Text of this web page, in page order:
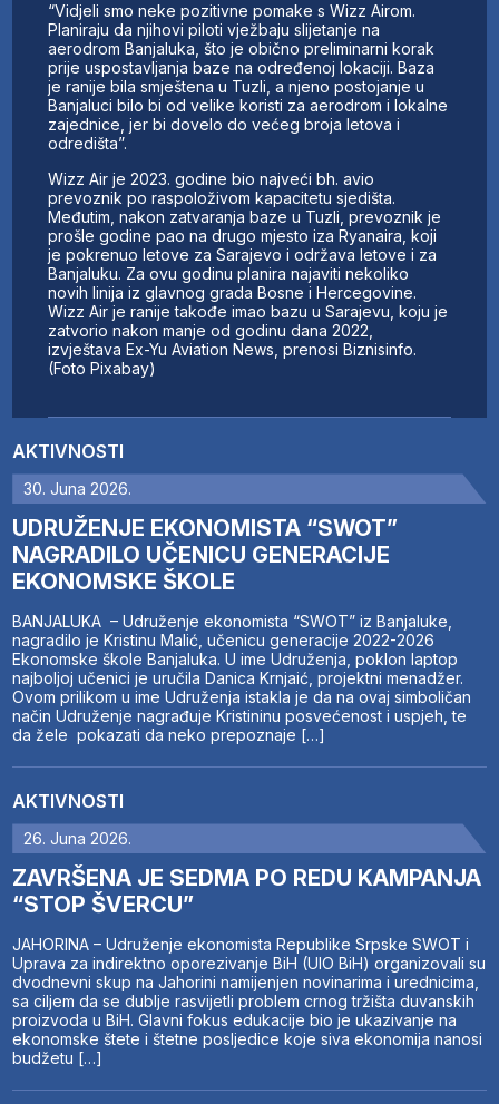
AKTIVNOSTI
30. Juna 2026.
UDRUŽENJE EKONOMISTA “SWOT”
NAGRADILO UČENICU GENERACIJE
EKONOMSKE ŠKOLE
BANJALUKA – Udruženje ekonomista “SWOT” iz Banjaluke,
nagradilo je Kristinu Malić, učenicu generacije 2022-2026
Ekonomske škole Banjaluka. U ime Udruženja, poklon laptop
najboljoj učenici je uručila Danica Krnjaić, projektni menadžer.
Ovom prilikom u ime Udruženja istakla je da na ovaj simboličan
način Udruženje nagrađuje Kristininu posvećenost i uspjeh, te
da žele pokazati da neko prepoznaje […]
AKTIVNOSTI
26. Juna 2026.
ZAVRŠENA JE SEDMA PO REDU KAMPANJA
“STOP ŠVERCU”
JAHORINA – Udruženje ekonomista Republike Srpske SWOT i
Uprava za indirektno oporezivanje BiH (UIO BiH) organizovali su
dvodnevni skup na Jahorini namijenjen novinarima i urednicima,
sa ciljem da se dublje rasvijetli problem crnog tržišta duvanskih
proizvoda u BiH. Glavni fokus edukacije bio je ukazivanje na
ekonomske štete i štetne posljedice koje siva ekonomija nanosi
budžetu […]
“Vidjeli smo neke pozitivne pomake s Wizz Airom.
Planiraju da njihovi piloti vježbaju slijetanje na
aerodrom Banjaluka, što je obično preliminarni korak
prije uspostavljanja baze na određenoj lokaciji. Baza
je ranije bila smještena u Tuzli, a njeno postojanje u
Banjaluci bilo bi od velike koristi za aerodrom i lokalne
zajednice, jer bi dovelo do većeg broja letova i
odredišta”.
Wizz Air je 2023. godine bio najveći bh. avio
prevoznik po raspoloživom kapacitetu sjedišta.
Međutim, nakon zatvaranja baze u Tuzli, prevoznik je
prošle godine pao na drugo mjesto iza Ryanaira, koji
je pokrenuo letove za Sarajevo i održava letove i za
Banjaluku. Za ovu godinu planira najaviti nekoliko
novih linija iz glavnog grada Bosne i Hercegovine.
Wizz Air je ranije takođe imao bazu u Sarajevu, koju je
zatvorio nakon manje od godinu dana 2022,
izvještava Ex-Yu Aviation News, prenosi Biznisinfo.
(Foto Pixabay)